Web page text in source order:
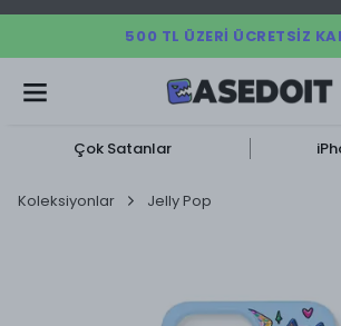
500 TL ÜZERI ÜCRETSIZ
Çok Satanlar
Koleksiyonlar Jelly Pop